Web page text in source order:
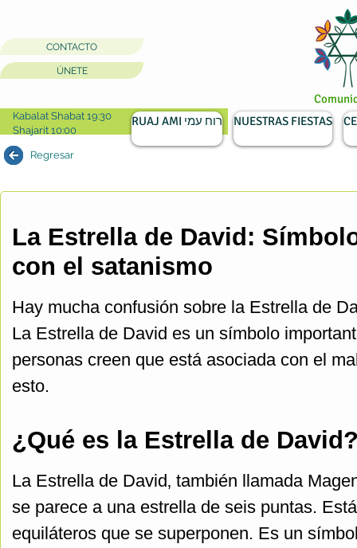
CONTACTO
ÚNETE
Kabalat Shabat 19:30
Shajarit 10:00
Regresar
La Estrella de David:
con el satanismo
Hay mucha confusión sobre la Estrella de
La Estrella de David es un símbolo
personas creen que está asociada con el
esto.
¿Qué es la Estrella de
La Estrella de David‚ también llamada
se parece a una estrella de seis puntas.
equiláteros que se superponen. Es un
RUAJ AMI רוח עמי NUESTRAS FIESTAS